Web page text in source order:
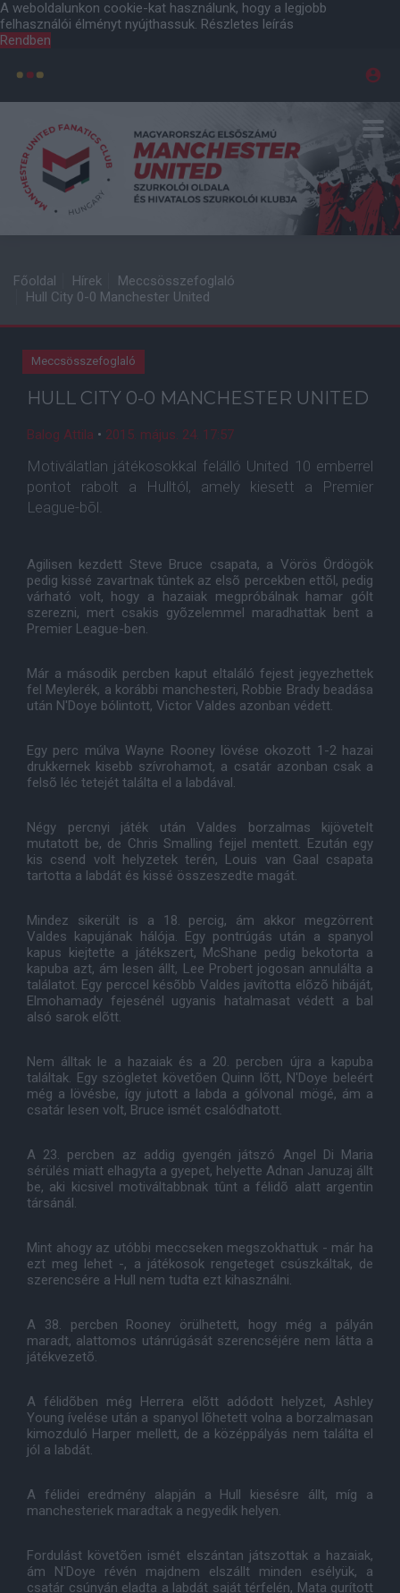
A weboldalunkon cookie-kat használunk, hogy a legjobb
felhasználói élményt nyújthassuk. Részletes leírás
Rendben
Főoldal Hírek
Meccsösszefoglaló
Hull City 0-0 Manchester United
Meccsösszefoglaló
HULL CITY 0-0 MANCHESTER UNITED
Balog Attila • 2015. május. 24. 17:57
Motiválatlan játékosokkal felálló United 10 emberrel
pontot rabolt a Hulltól, amely kiesett a Premier
League-bõl.
Agilisen kezdett Steve Bruce csapata, a Vörös Ördögök
pedig kissé zavartnak tûntek az elsõ percekben ettõl, pedig
várható volt, hogy a hazaiak megpróbálnak hamar gólt
szerezni, mert csakis gyõzelemmel maradhattak bent a
Premier League-ben.
Már a második percben kaput eltaláló fejest jegyezhettek
fel Meylerék, a korábbi manchesteri, Robbie Brady beadása
után N'Doye bólintott, Victor Valdes azonban védett.
Egy perc múlva Wayne Rooney lövése okozott 1-2 hazai
drukkernek kisebb szívrohamot, a csatár azonban csak a
felsõ léc tetejét találta el a labdával.
Négy percnyi játék után Valdes borzalmas kijövetelt
mutatott be, de Chris Smalling fejjel mentett. Ezután egy
kis csend volt helyzetek terén, Louis van Gaal csapata
tartotta a labdát és kissé összeszedte magát.
Mindez sikerült is a 18. percig, ám akkor megzörrent
Valdes kapujának hálója. Egy pontrúgás után a spanyol
kapus kiejtette a játékszert, McShane pedig bekotorta a
kapuba azt, ám lesen állt, Lee Probert jogosan annulálta a
találatot. Egy perccel késõbb Valdes javította elõzõ hibáját,
Elmohamady fejesénél ugyanis hatalmasat védett a bal
alsó sarok elõtt.
Nem álltak le a hazaiak és a 20. percben újra a kapuba
találtak. Egy szögletet követõen Quinn lõtt, N'Doye beleért
még a lövésbe, így jutott a labda a gólvonal mögé, ám a
csatár lesen volt, Bruce ismét csalódhatott.
A 23. percben az addig gyengén játszó Angel Di Maria
sérülés miatt elhagyta a gyepet, helyette Adnan Januzaj állt
be, aki kicsivel motiváltabbnak tûnt a félidõ alatt argentin
társánál.
Mint ahogy az utóbbi meccseken megszokhattuk - már ha
ezt meg lehet -, a játékosok rengeteget csúszkáltak, de
szerencsére a Hull nem tudta ezt kihasználni.
A 38. percben Rooney örülhetett, hogy még a pályán
maradt, alattomos utánrúgását szerencséjére nem látta a
játékvezetõ.
A félidõben még Herrera elõtt adódott helyzet, Ashley
Young ívelése után a spanyol lõhetett volna a borzalmasan
kimozduló Harper mellett, de a középpályás nem találta el
jól a labdát.
A félidei eredmény alapján a Hull kiesésre állt, míg a
manchesteriek maradtak a negyedik helyen.
Fordulást követõen ismét elszántan játszottak a hazaiak,
ám N'Doye révén majdnem elszállt minden esélyük, a
csatár csúnyán eladta a labdát saját térfelén, Mata gurított